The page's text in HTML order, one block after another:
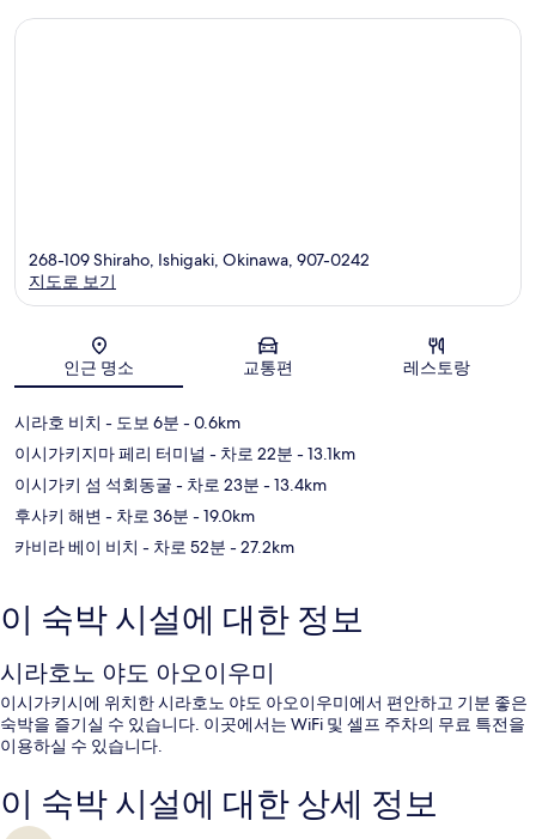
지도
268-109 Shiraho, Ishigaki, Okinawa, 907-0242
지도로 보기
인근 명소 교통편 레스토랑
시라호 비치 - 도보 6분 - 0.6km
이시가키지마 페리 터미널 - 차로 22분 - 13.1km
이시가키 섬 석회동굴 - 차로 23분 - 13.4km
후사키 해변 - 차로 36분 - 19.0km
카비라 베이 비치 - 차로 52분 - 27.2km
이 숙박 시설에 대한 정보
시라호노 야도 아오이우미
이시가키시에 위치한 시라호노 야도 아오이우미에서 편안하고 기분 좋은
숙박을 즐기실 수 있습니다. 이곳에서는 WiFi 및 셀프 주차의 무료 특전을
이용하실 수 있습니다.
이 숙박 시설에 대한 상세 정보